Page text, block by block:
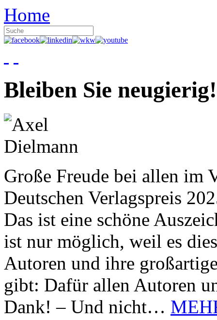
Home
Bleiben Sie neugierig!
Große Freude bei allen im
Deutschen Verlagspreis
Das ist eine schöne
ist nur möglich, weil es
Autoren und ihre
gibt: Dafür allen Autoren
Dank! – Und nicht…